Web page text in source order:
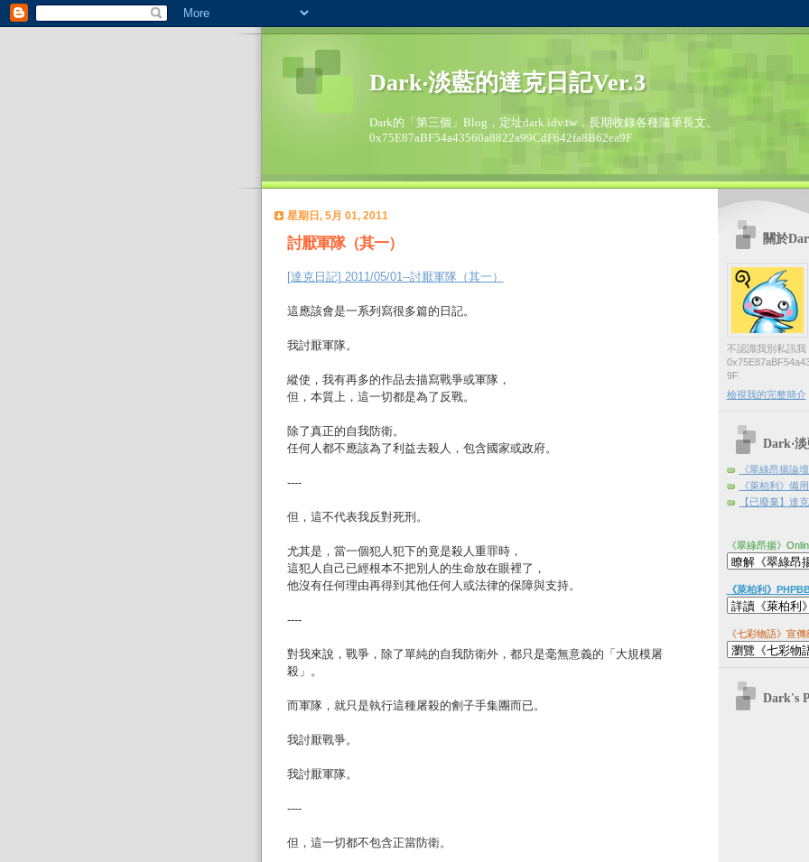
Dark‧淡藍的達克日記Ver.3
Dark的「第三個」Blog，定址dark.idv.tw，長期收錄各種隨筆長文。
0x75E87aBF54a43560a8822a99CdF642fa8B62ea9F
星期日, 5月 01, 2011
討厭軍隊（其一）
[達克日記] 2011/05/01--討厭軍隊（其一）
這應該會是一系列寫很多篇的日記。
我討厭軍隊。
縱使，我有再多的作品去描寫戰爭或軍隊，
但，本質上，這一切都是為了反戰。
除了真正的自我防衛。
任何人都不應該為了利益去殺人，包含國家或政府。
----
但，這不代表我反對死刑。
尤其是，當一個犯人犯下的竟是殺人重罪時，
這犯人自己已經根本不把別人的生命放在眼裡了，
他沒有任何理由再得到其他任何人或法律的保障與支持。
----
對我來說，戰爭，除了單純的自我防衛外，都只是毫無意義的「大規模屠
殺」。
而軍隊，就只是執行這種屠殺的劊子手集團而已。
我討厭戰爭。
我討厭軍隊。
----
但，這一切都不包含正當防衛。
關於
不認識我別私訊我
9F
檢視我的完整簡介
Dark‧
《翠綠昂揚論
《萊柏利》備
【已廢棄】達
《翠綠昂揚》
《萊柏利》
《七彩物語》宣傳
Dark's